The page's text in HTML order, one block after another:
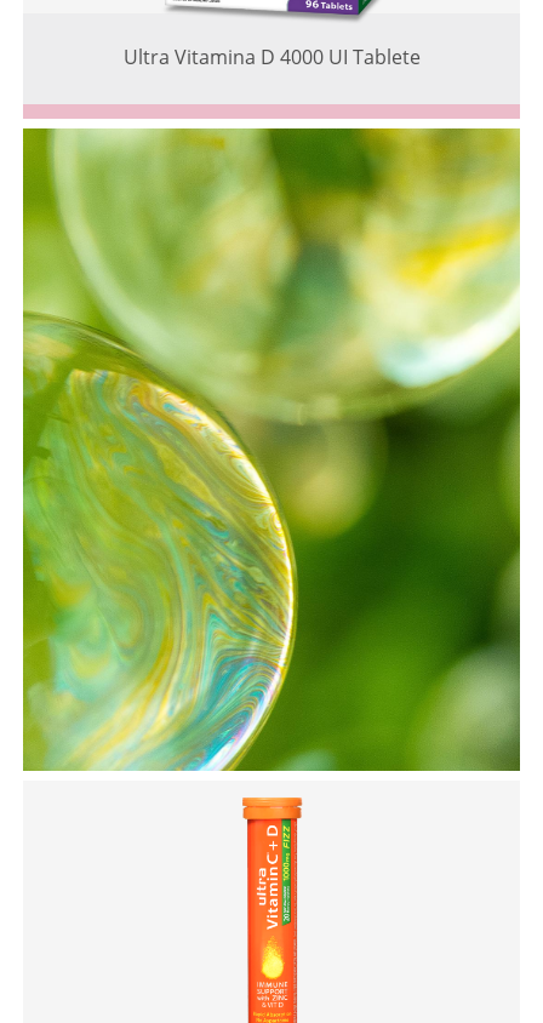
Ultra Vitamina D 4000 UI Tablete